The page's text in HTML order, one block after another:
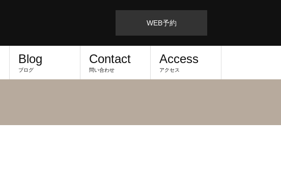
WEB予約
Blog
ブログ
Contact
問い合わせ
Access
アクセス